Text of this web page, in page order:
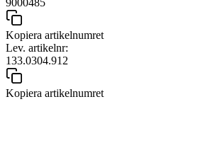
9000485
Kopiera artikelnumret
Lev. artikelnr:
133.0304.912
Kopiera artikelnumret